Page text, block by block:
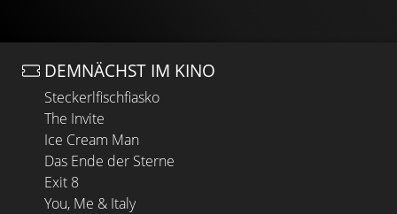
DEMNÄCHST IM KINO
Steckerlfischfiasko
The Invite
Ice Cream Man
Das Ende der Sterne
Exit 8
You, Me & Italy